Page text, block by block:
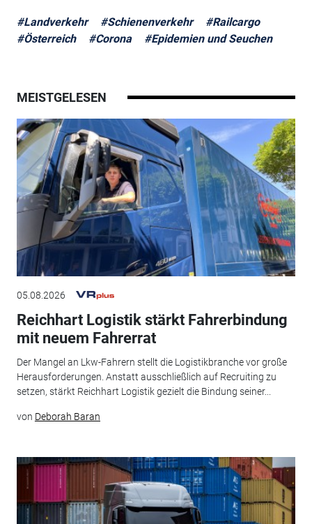
#Landverkehr #Schienenverkehr
#Railcargo
#Österreich
#Corona #Epidemien und Seuchen
MEISTGELESEN
05.08.2026
Reichhart Logistik stärkt Fahrerbindung
mit neuem Fahrerrat
Der Mangel an Lkw-Fahrern stellt die Logistikbranche vor große
Herausforderungen. Anstatt ausschließlich auf Recruiting zu
setzen, stärkt Reichhart Logistik gezielt die Bindung seiner...
von Deborah Baran